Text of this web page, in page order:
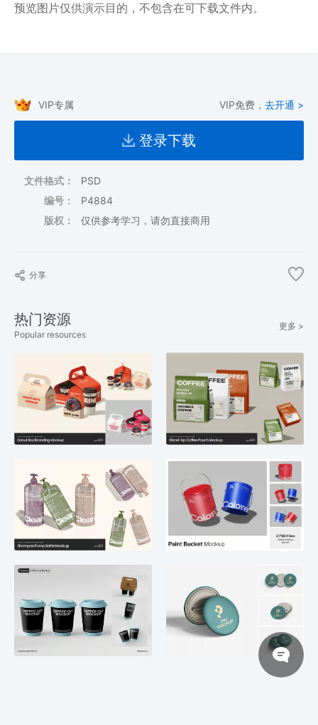
预览图片仅供演示目的，不包含在可下载文件内。
VIP专属 VIP免费， 去开通 >
登录下载
文件格式：
PSD
编号：
P4884
版权：
仅供参考学习，请勿直接商用
分享
热门资源
Popular resources
更多 >